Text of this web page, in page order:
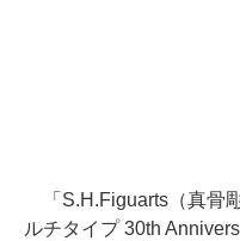
「S.H.Figuarts（真骨
ルチタイプ 30th